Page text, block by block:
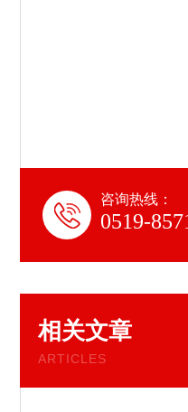
咨询热线：
0519-
相关文章
ARTICLES